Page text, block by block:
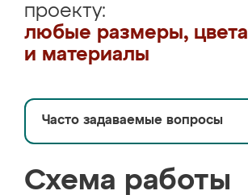
проекту:
любые размеры, цвета
и материалы
Часто задаваемые вопросы
Схема работы